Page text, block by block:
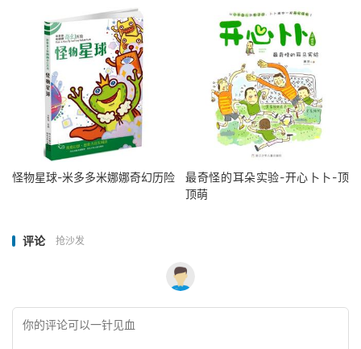
怪物星球-米多多米娜娜奇幻历险
最奇怪的耳朵实验-开心卜卜-顶
顶萌
评论 抢沙发